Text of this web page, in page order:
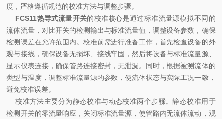
度，严格遵循规范的校准方法与调整步骤。
FCS11热导式流量开关的校准核心是通过标准流量源模拟不同的
流体流量，对比开关的检测输出与标准流量值，调整设备参数，确保
检测误差在允许范围内。校准前需进行准备工作，首先检查设备的外
观与接线，确保设备无损坏、接线牢固，然后将设备与标准流量源、
显示仪表连接，确保管路连接密封，无泄漏。同时，根据被测流体的
类型与温度，调整标准流量源的参数，使流体状态与实际工况一致，
避免校准误差。
校准方法主要分为静态校准与动态校准两个步骤。静态校准用于
检测开关的零流量响应，关闭标准流量源，使管路内无流体流动，观